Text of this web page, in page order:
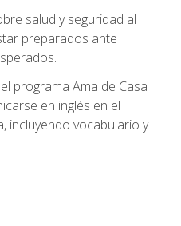
salud y seguridad al
preparados ante
programa Ama de Casa
en inglés en el
incluyendo vocabulario y